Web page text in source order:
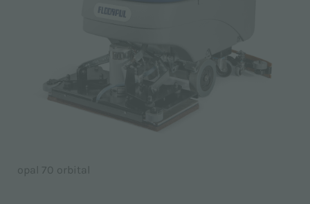
opal 70 orbital